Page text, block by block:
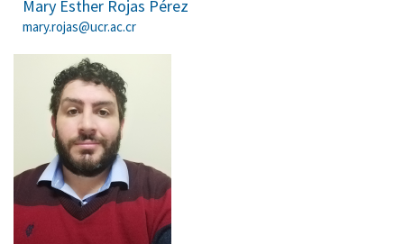
Mary Esther Rojas Pérez
mary.rojas@ucr.ac.cr